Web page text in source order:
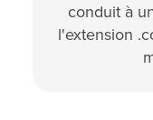
conduit à
l'extension